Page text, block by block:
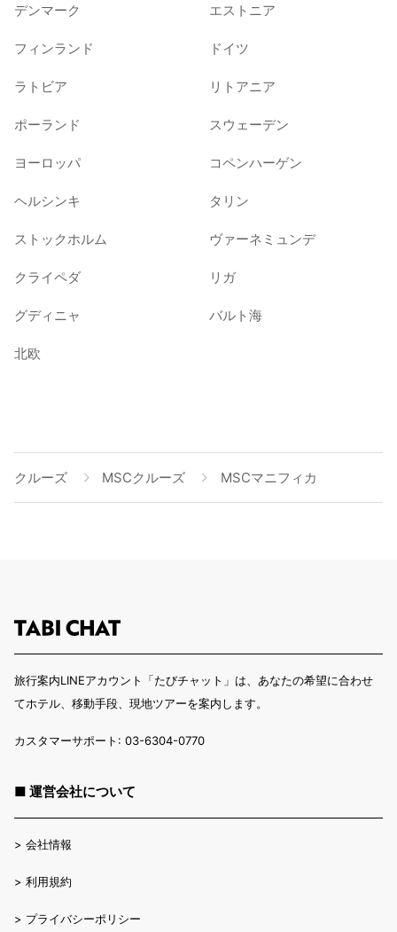
デンマーク エストニア
フィンランド ドイツ
ラトビア リトアニア
ポーランド スウェーデン
ヨーロッパ コペンハーゲン
ヘルシンキ タリン
ストックホルム ヴァーネミュンデ
クライペダ リガ
グディニャ バルト海
北欧
クルーズ MSCクルーズ MSCマニフィカ
旅行案内LINEアカウント「たびチャット」は、あなたの希望に合わせ
てホテル、移動手段、現地ツアーを案内します。
カスタマーサポート: 03-6304-0770
■ 運営会社について
> 会社情報
> 利用規約
> プライバシーポリシー